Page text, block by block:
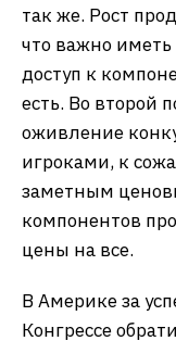
так же. Рост
что важно
доступ к
есть. Во второй
оживление
игроками, к
заметным
компонентов
цены на все.
В Америке за
Конгрессе